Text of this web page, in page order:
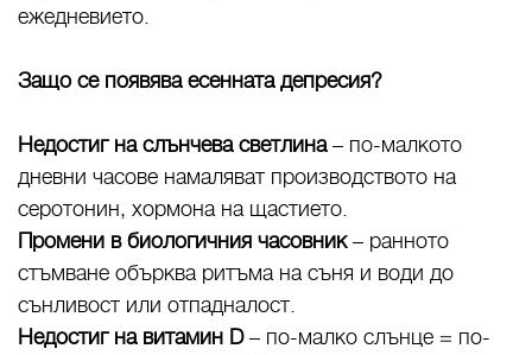
ежедневието.
Защо се появява есенната депресия?
Недостиг на слънчева светлина– по-малкото
дневни часове намаляват производството на
серотонин, хормона на щастието.
Промени в биологичния часовник– ранното
стъмване обърква ритъма на съня и води до
сънливост или отпадналост.
Недостиг на витамин D– по-малко слънце = по-